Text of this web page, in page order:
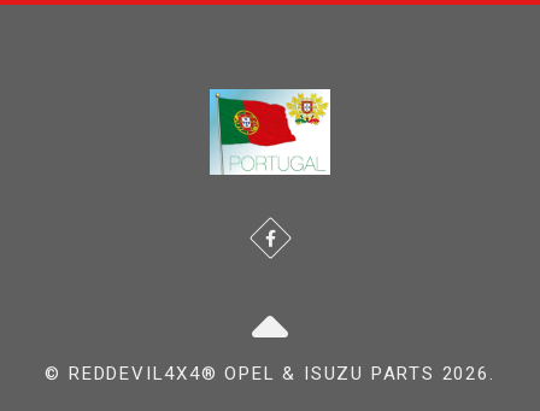
© REDDEVIL4X4® OPEL & ISUZU PARTS 2026.